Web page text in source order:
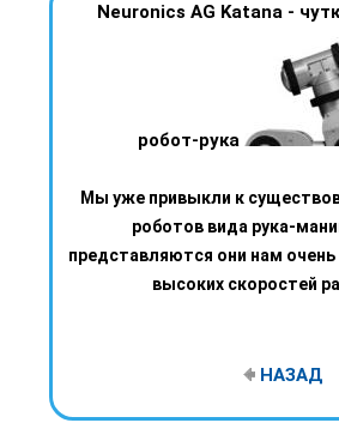
Neuronics AG Katana -
робот-рука
Мы уже привыкли к
роботов вида рука-
представляются они нам
высоких скоростей
НАЗАД